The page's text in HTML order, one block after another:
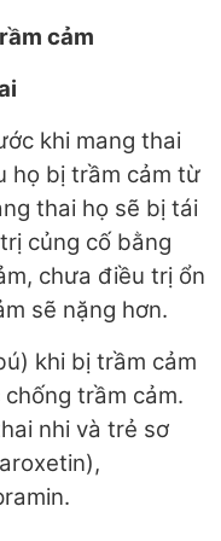
cảm
khi mang thai
họ bị trầm cảm từ
thai họ sẽ bị tái
củng cố bằng
chưa điều trị ổn
sẽ nặng hơn.
khi bị trầm cảm
trầm cảm.
nhi và trẻ sơ